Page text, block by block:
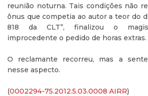
reunião noturna. Tais condições não
ônus que competia ao autor a teor do
818 da CLT”, finalizou o
improcedente o pedido de horas extras.
O reclamante recorreu, mas a
nesse aspecto.
(0002294-75.2012.5.03.0008 AIRR)